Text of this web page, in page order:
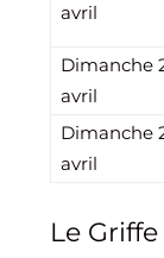
avril
Dimanche
avril
Dimanche
avril
Le